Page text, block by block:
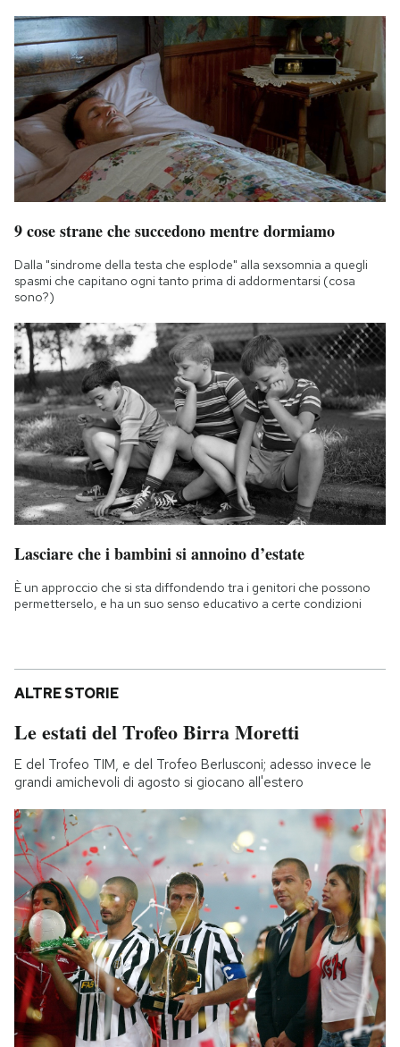
9 cose strane che succedono mentre dormiamo
Dalla "sindrome della testa che esplode" alla sexsomnia a quegli
spasmi che capitano ogni tanto prima di addormentarsi (cosa
sono?)
Lasciare che i bambini si annoino d’estate
È un approccio che si sta diffondendo tra i genitori che possono
permetterselo, e ha un suo senso educativo a certe condizioni
ALTRE STORIE
Le estati del Trofeo Birra Moretti
E del Trofeo TIM, e del Trofeo Berlusconi; adesso invece le
grandi amichevoli di agosto si giocano all'estero